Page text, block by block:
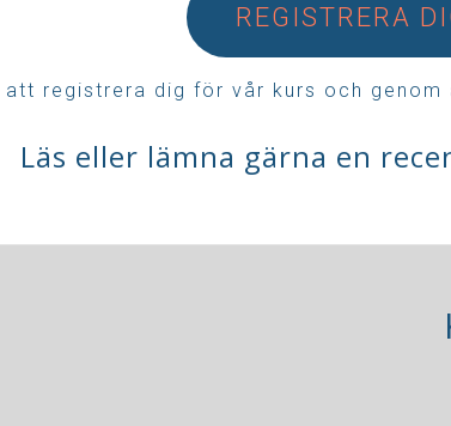
REGISTRERA
att registrera dig för vår kurs och
Läs eller lämna gärna en